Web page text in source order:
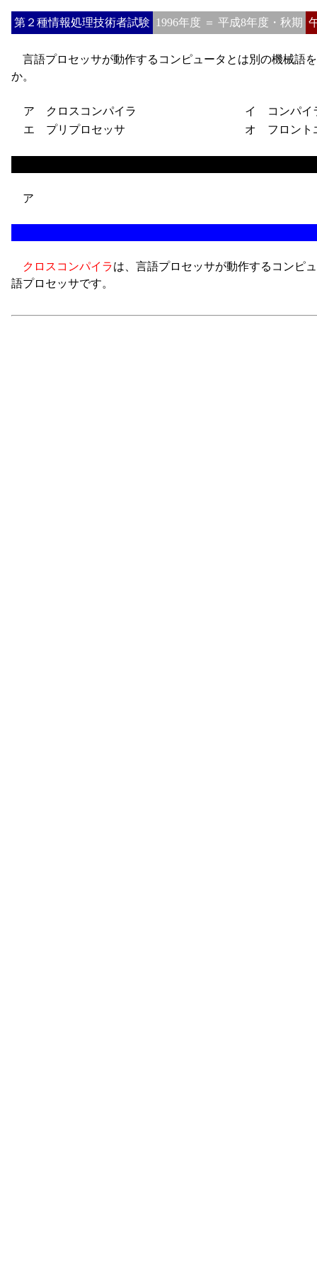
第２種情報処理技術者試験 1996年度 ＝ 平成8年度・秋期
言語プロセッサが動作するコンピュータとは別の機械語
か。
ア クロスコンパイラ
イ コンパイ
エ プリプロセッサ
オ フロント
ア
クロスコンパイラは、言語プロセッサが動作するコンピ
語プロセッサです。